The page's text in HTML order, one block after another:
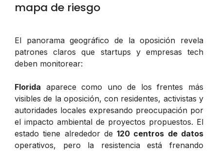
mapa de riesgo
El panorama geográfico de la oposición revela
patrones claros que startups y empresas tech
deben monitorear:
Florida aparece como uno de los frentes más
visibles de la oposición, con residentes, activistas y
autoridades locales expresando preocupación por
el impacto ambiental de proyectos propuestos. El
estado tiene alrededor de120 centros de datos
operativos, pero la resistencia está frenando